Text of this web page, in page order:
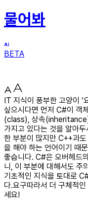
물어봐
BETA
IT 지식이 풍부한 고양이 ‘
싶으시다면 먼저 C#이 객
(class), 상속
가지고 있다는 것을 알아
한 부분이 많지만 C++과
을 해야 하는 언어이기 때
좋습니다. C#은 오버헤드
니, 이 부분에 대해서도 주
기초적인 지식을 토대로
다.요구따라서 더 구체적
세요!